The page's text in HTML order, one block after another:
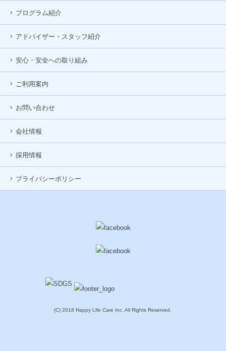
プログラム紹介
アドバイザー・スタッフ紹介
安心・安全への取り組み
ご利用案内
お問い合わせ
会社情報
採用情報
プライバシーポリシー
(C) 2018 Happy Life Care Inc. All Rights Reserved.